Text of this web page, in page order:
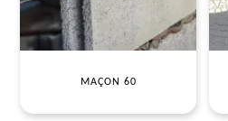
MAÇON 60